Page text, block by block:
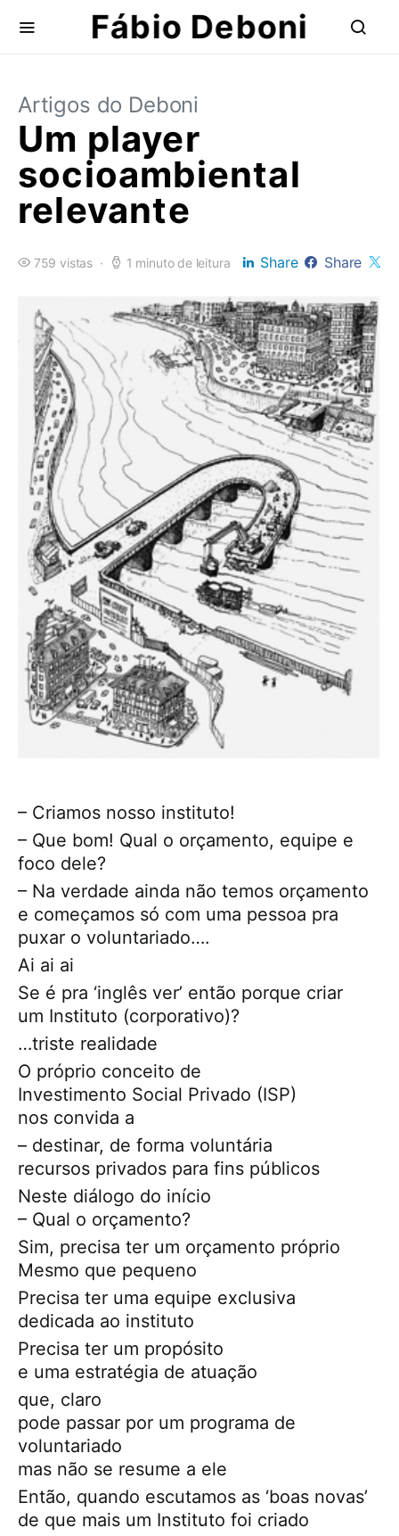
Fábio Deboni
Artigos do Deboni
Um player
socioambiental
relevante
759 vistas 1 minuto de leitura Share Share
– Criamos nosso instituto!
– Que bom! Qual o orçamento, equipe e
foco dele?
– Na verdade ainda não temos orçamento
e começamos só com uma pessoa pra
puxar o voluntariado….
Ai ai ai
Se é pra ‘inglês ver’ então porque criar
um Instituto (corporativo)?
…triste realidade
O próprio conceito de
Investimento Social Privado (ISP)
nos convida a
– destinar, de forma voluntária
recursos privados para fins públicos
Neste diálogo do início
– Qual o orçamento?
Sim, precisa ter um orçamento próprio
Mesmo que pequeno
Precisa ter uma equipe exclusiva
dedicada ao instituto
Precisa ter um propósito
e uma estratégia de atuação
que, claro
pode passar por um programa de
voluntariado
mas não se resume a ele
Então, quando escutamos as ‘boas novas’
de que mais um Instituto foi criado